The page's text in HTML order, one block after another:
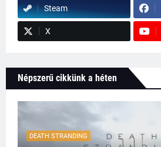
Steam
X
Népszerű cikkünk a héten
DEATH STRANDING